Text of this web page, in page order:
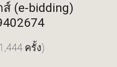
(e-bidding)
ครั้ง)